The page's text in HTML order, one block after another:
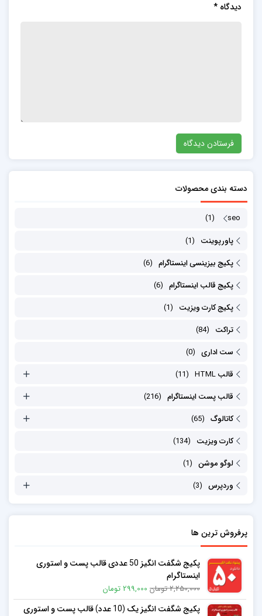
دیدگاه *
دسته بندی محصولات
seo
(1)
پاورپوینت (1)
پکیج بیزینسی اینستاگرام (6)
پکیج قالب اینستاگرام (6)
پکیج کارت ویزیت (1)
تراکت (84)
ست اداری (0)
قالب HTML (11)
قالب پست اینستاگرام (216)
کاتالوگ (65)
کارت ویزیت (134)
لوگو موشن (1)
وردپرس (3)
پرفروش ترین ها
پکیج شگفت انگیز 50 عددی قالب پست و استوری
اینستاگرام
2,250,000 تومان 299,000 تومان
پکیج شگفت انگیز یک (10 عدد) قالب پست و استوری